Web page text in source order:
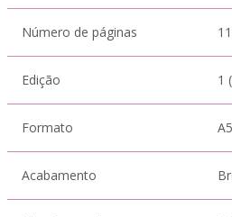
Número de páginas
Edição 1
Formato
Acabamento